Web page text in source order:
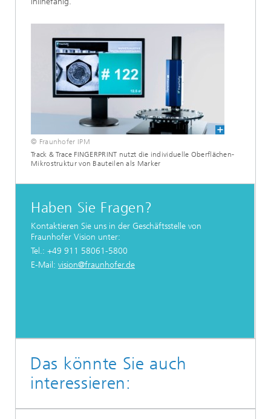
© Fraunhofer IPM
Track & Trace FINGERPRINT nutzt die individuelle Oberflächen-
Mikrostruktur von Bauteilen als Marker
Haben Sie Fragen?
Kontaktieren Sie uns in der Geschäftsstelle von
Fraunhofer Vision unter:
Tel.: +49 911 58061-5800
E-Mail: vision@fraunhofer.de
Das könnte Sie auch
interessieren: